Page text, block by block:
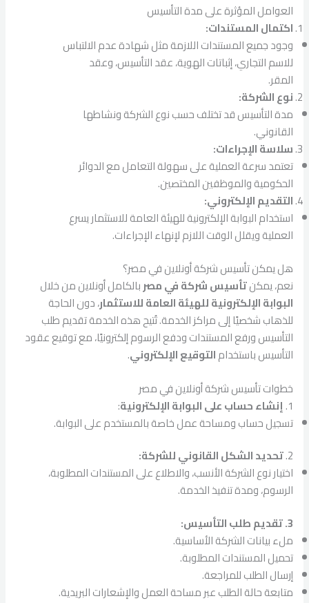
العوامل المؤثرة على مدة التأسيس
اكتمال المستندات:
وجود جميع المستندات اللازمة مثل شهادة عدم الالتباس
للاسم التجاري، إثباتات الهوية، عقد التأسيس، وعقد
المقر.
نوع الشركة:
مدة التأسيس قد تختلف حسب نوع الشركة ونشاطها
القانوني.
سلاسة الإجراءات:
تعتمد سرعة العملية على سهولة التعامل مع الدوائر
الحكومية والموظفين المختصين.
التقديم الإلكتروني:
استخدام البوابة الإلكترونية للهيئة العامة للاستثمار يسرع
العملية ويقلل الوقت اللازم لإنهاء الإجراءات.
هل يمكن تأسيس شركة أونلاين في مصر؟
نعم، يمكنتأسيس شركة في مصربالكامل أونلاين من خلال
البوابة الإلكترونية للهيئة العامة للاستثمار، دون الحاجة
للذهاب شخصيًا إلى مراكز الخدمة. تُتيح هذه الخدمة تقديم طلب
التأسيس ورفع المستندات ودفع الرسوم إلكترونيًا، مع توقيع عقود
التأسيس باستخدامالتوقيع الإلكتروني.
خطوات تأسيس شركة أونلاين في مصر
1. إنشاء حساب على البوابة الإلكترونية:
تسجيل حساب ومساحة عمل خاصة بالمستخدم على البوابة.
2. تحديد الشكل القانوني للشركة:
اختيار نوع الشركة الأنسب، والاطلاع على المستندات المطلوبة،
الرسوم، ومدة تنفيذ الخدمة.
3. تقديم طلب التأسيس:
ملء بيانات الشركة الأساسية.
تحميل المستندات المطلوبة.
إرسال الطلب للمراجعة.
متابعة حالة الطلب عبر مساحة العمل والإشعارات البريدية.